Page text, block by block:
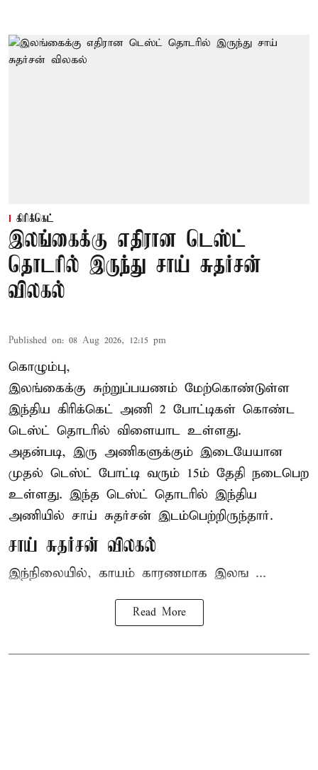
கிரிக்கெட்
இலங்கைக்கு எதிரான டெஸ்ட்
தொடரில் இருந்து சாய் சுதர்சன்
விலகல்
Published on: 08 Aug 2026, 12:15 pm
கொழும்பு,
இலங்கைக்கு சுற்றுப்பயணம் மேற்கொண்டுள்ள
இந்திய கிரிக்கெட் அணி 2 போட்டிகள் கொண்ட
டெஸ்ட் தொடரில் விளையாட உள்ளது.
அதன்படி, இரு அணிகளுக்கும் இடையேயான
முதல் டெஸ்ட் போட்டி வரும் 15ம் தேதி நடைபெற
உள்ளது. இந்த டெஸ்ட் தொடரில் இந்திய
அணியில் சாய் சுதர்சன் இடம்பெற்றிருந்தார்.
சாய் சுதர்சன் விலகல்
இந்நிலையில், காயம் காரணமாக இலங ...
Read More